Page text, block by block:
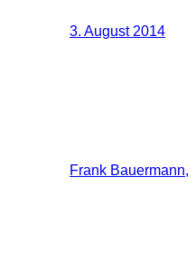
3. August 2014
Frank Bauermann,